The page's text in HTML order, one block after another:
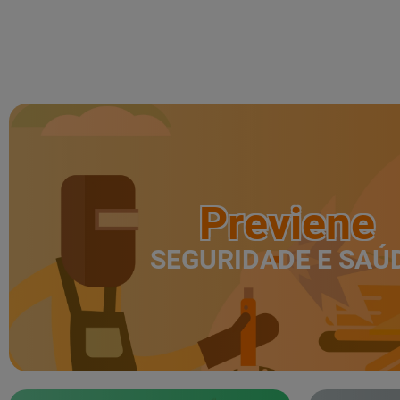
Previene
SEGURIDADE E